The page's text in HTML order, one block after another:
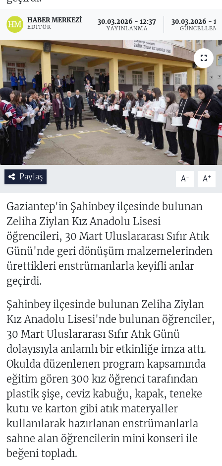
HABER MERKEZI
EDITÖR
30.03.2026 - 12:37
YAYINLANMA
30.03.2026 -
Paylaş A- A+
Gaziantep'in Şahinbey ilçesinde bulunan
Zeliha Ziylan Kız Anadolu Lisesi
öğrencileri, 30 Mart Uluslararası Sıfır Atık
Günü'nde geri dönüşüm malzemelerinden
ürettikleri enstrümanlarla keyifli anlar
geçirdi.
Şahinbey ilçesinde bulunan Zeliha Ziylan
Kız Anadolu Lisesi'nde bulunan öğrenciler,
30 Mart Uluslararası Sıfır Atık Günü
dolayısıyla anlamlı bir etkinliğe imza attı.
Okulda düzenlenen program kapsamında
eğitim gören 300 kız öğrenci tarafından
plastik şişe, ceviz kabuğu, kapak, teneke
kutu ve karton gibi atık materyaller
kullanılarak hazırlanan enstrümanlarla
sahne alan öğrencilerin mini konseri ile
beğeni topladı.